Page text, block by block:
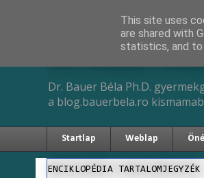
Dr. Bauer
Dr. Bauer Béla Ph.D.
a blog.bauerbela.ro
Startlap Weblap
ENCIKLOPÉDIA TARTALOMJEGYZÉK
This site uses
are shared with
statistics, and to